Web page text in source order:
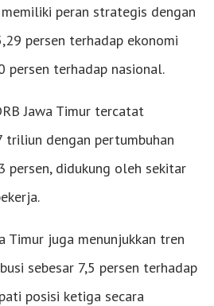
peran strategis dengan
persen terhadap ekonomi
persen terhadap nasional.
Jawa Timur tercatat
triliun dengan pertumbuhan
persen, didukung oleh sekitar
Timur juga menunjukkan tren
sebesar 7,5 persen terhadap
posisi ketiga secara